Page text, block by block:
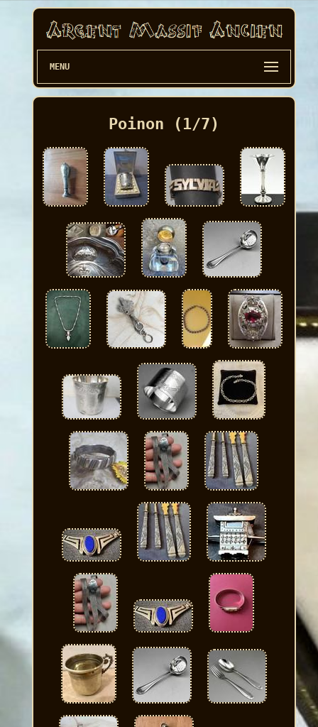
MENU
Poinon (1/7)